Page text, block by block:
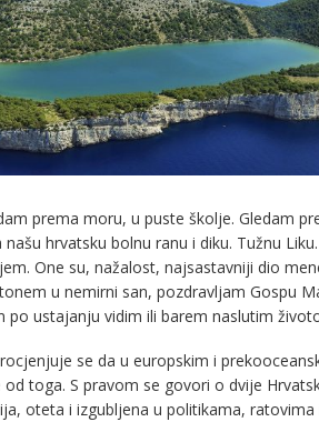
prema moru, u puste školje. Gledam
hrvatsku bolnu ranu i diku. Tužnu
One su, nažalost, najsastavniji dio
u nemirni san, pozdravljam Gospu
po ustajanju vidim ili barem naslutim
se da u europskim i
toga. S pravom se govori o dvije
oteta i izgubljena u politikama,